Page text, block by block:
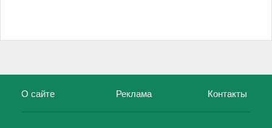
О сайте Реклама Контакты